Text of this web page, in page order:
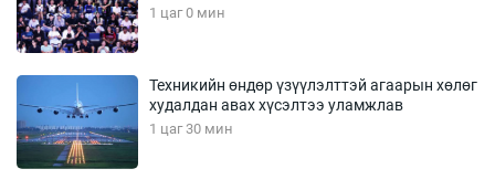
1 цаг 0 мин
Техникийн өндөр үзүүлэлттэй агаарын хөлөг
худалдан авах хүсэлтээ уламжлав
1 цаг 30 мин